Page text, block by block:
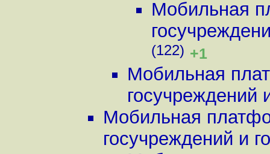
Мобильная
(122) +1
Мобильная
госучреждений
Мобильная
госучреждений и